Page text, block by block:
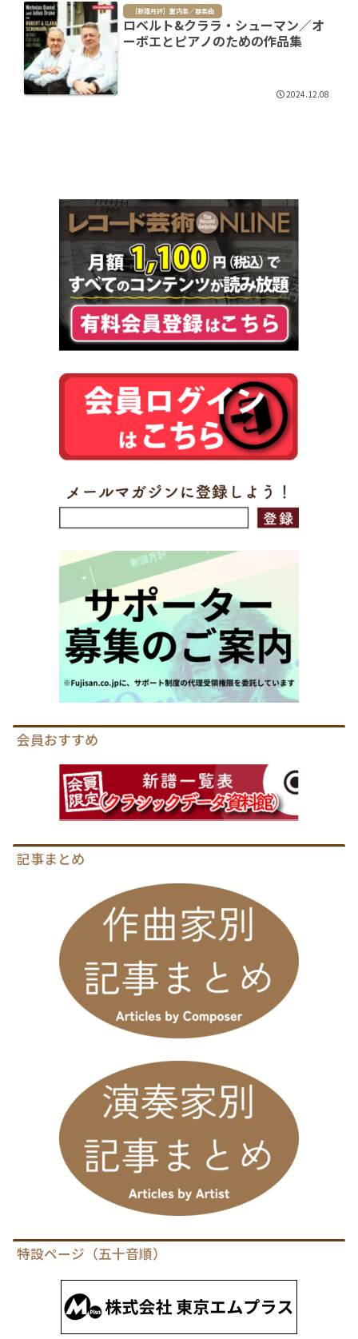
［新譜月評］室内楽／器楽曲
ロベルト&クララ・シューマン／オ
ーボエとピアノのための作品集
2024.12.08
会員おすすめ
記事まとめ
特設ページ（五十音順）